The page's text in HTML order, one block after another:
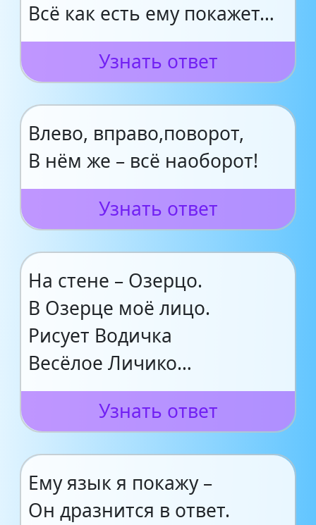
Всё как есть ему покажет…
Узнать ответ
Влево, вправо,поворот,
В нём же – всё наоборот!
Узнать ответ
На стене – Озерцо.
В Озерце моё лицо.
Рисует Водичка
Весёлое Личико…
Узнать ответ
Ему язык я покажу –
Он дразнится в ответ.